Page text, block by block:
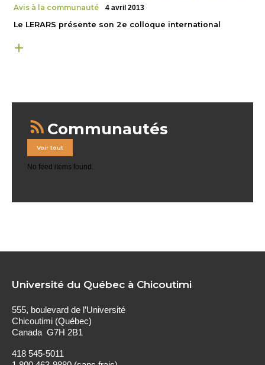
Avis à la communauté 4 avril 2013
Le LERARS présente son 2e colloque international
Communautés
Voir tout
No feed items found.
Université du Québec à Chicoutimi
555, boulevard de l’Université
Chicoutimi (Québec)
Canada G7H 2B1
418 545-5011